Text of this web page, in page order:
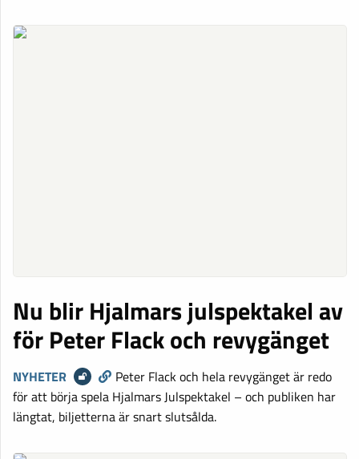
Nu blir Hjalmars julspektakel av
för Peter Flack och revygänget
NYHETER
Peter Flack och hela revygänget är redo
för att börja spela Hjalmars Julspektakel – och publiken har
längtat, biljetterna är snart slutsålda.